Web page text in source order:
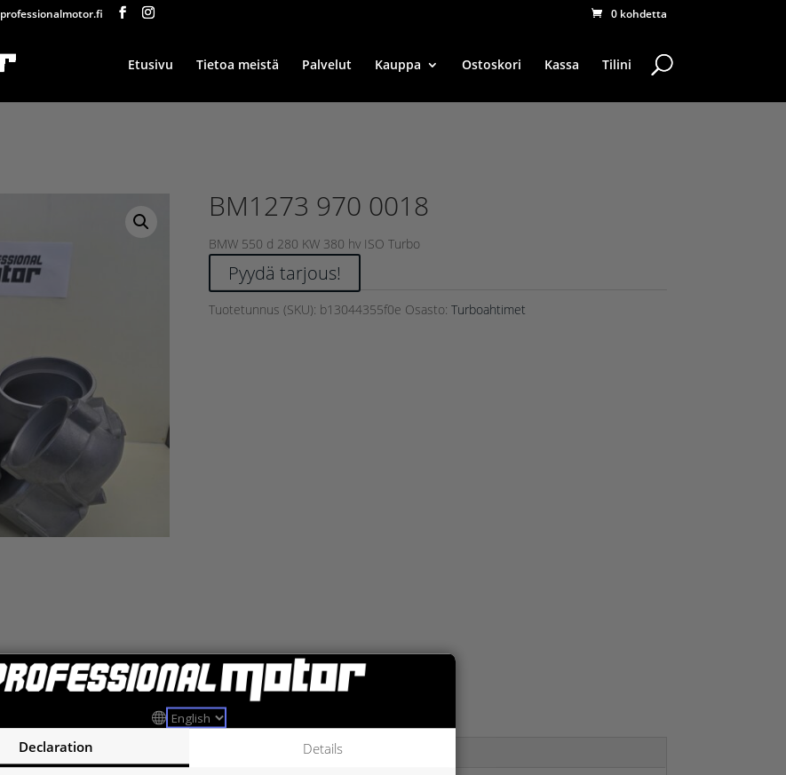
0 kohdetta
Etusivu Tietoa meistä Palvelut Kauppa Ostoskori Kassa Tilini
BM1273 970 0018
BMW 550 d 280 KW 380 hv ISO Turbo
Pyydä tarjous!
Tuotetunnus (SKU): b13044355f0e Osasto: Turboahtimet
Declaration Details